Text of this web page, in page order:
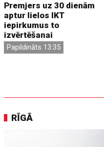
Premjers uz 30 dienām
aptur lielos IKT
iepirkumus to
izvērtēšanai
Papildināts 13:35
RĪGĀ